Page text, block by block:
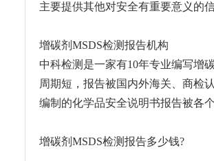
主要提供其他对安全有重要意义的
增碳剂MSDS检测报告机构
中科检测是一家有10年专业编写增
周期短，报告被国内外海关、商检
编制的化学品安全说明书报告被各
增碳剂MSDS检测报告多少钱?